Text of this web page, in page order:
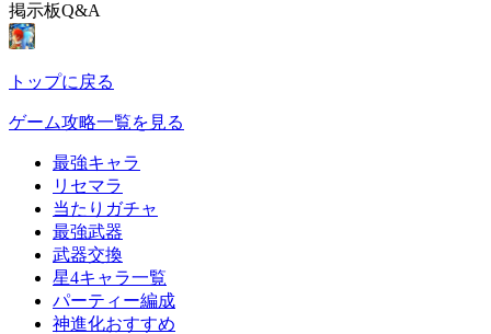
掲示板Q&A
トップに戻る
ゲーム攻略一覧を見る
最強キャラ
リセマラ
当たりガチャ
最強武器
武器交換
星4キャラ一覧
パーティー編成
神進化おすすめ